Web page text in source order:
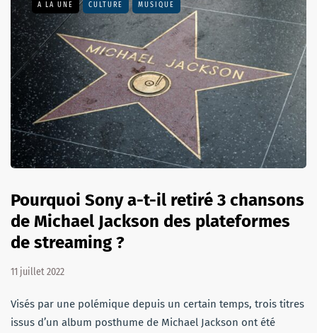
A LA UNE CULTURE MUSIQUE
Pourquoi Sony a-t-il retiré 3 chansons
de Michael Jackson des plateformes
de streaming ?
11 juillet 2022
Visés par une polémique depuis un certain temps, trois titres
issus d’un album posthume de Michael Jackson ont été